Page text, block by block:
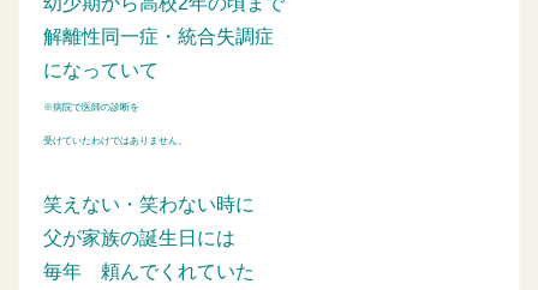
解離性同一症・統合失調症
になっていて
※病院で医師の診断を
受けていたわけではありません。
笑えない・笑わない時に
父が家族の誕生日には
毎年 頼んでくれていた